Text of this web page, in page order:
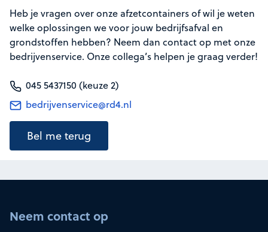
Heb je vragen over onze afzetcontainers of wil je weten
welke oplossingen we voor jouw bedrijfsafval en
grondstoffen hebben? Neem dan contact op met onze
bedrijvenservice. Onze collega’s helpen je graag verder!
045 5437150 (keuze 2)
bedrijvenservice@rd4.nl
Bel me terug
Neem contact op